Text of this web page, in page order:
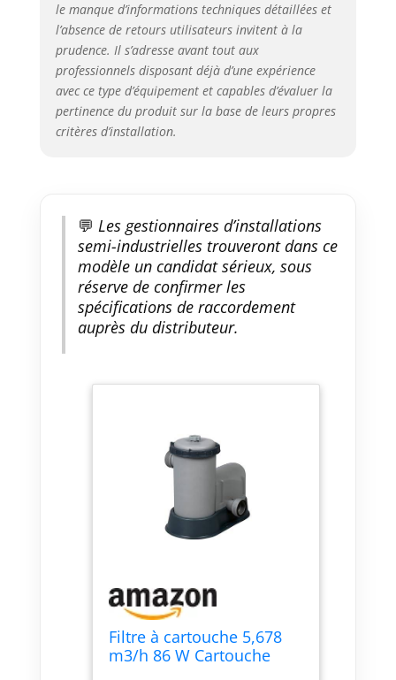
le manque d’informations techniques détaillées et
l’absence de retours utilisateurs invitent à la
prudence. Il s’adresse avant tout aux
professionnels disposant déjà d’une expérience
avec ce type d’équipement et capables d’évaluer la
pertinence du produit sur la base de leurs propres
critères d’installation.
💬 Les gestionnaires d’installations
semi-industrielles trouveront dans ce
modèle un candidat sérieux, sous
réserve de confirmer les
spécifications de raccordement
auprès du distributeur.
Filtre à cartouche 5,678
m3/h 86 W Cartouche